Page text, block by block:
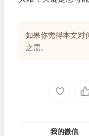
如果你觉得本文对
之需。
我的微信